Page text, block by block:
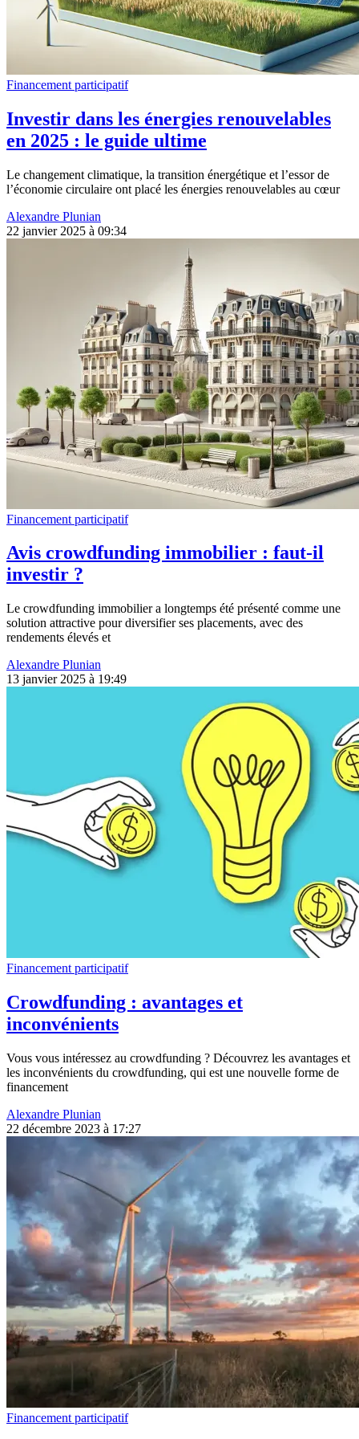
Financement participatif
Investir dans les énergies renouvelables
en 2025 : le guide ultime
Le changement climatique, la transition énergétique et l’essor de
l’économie circulaire ont placé les énergies renouvelables au cœur
Alexandre Plunian
22 janvier 2025 à 09:34
Financement participatif
Avis crowdfunding immobilier : faut-il
investir ?
Le crowdfunding immobilier a longtemps été présenté comme une
solution attractive pour diversifier ses placements, avec des
rendements élevés et
Alexandre Plunian
13 janvier 2025 à 19:49
Financement participatif
Crowdfunding : avantages et
inconvénients
Vous vous intéressez au crowdfunding ? Découvrez les avantages et
les inconvénients du crowdfunding, qui est une nouvelle forme de
financement
Alexandre Plunian
22 décembre 2023 à 17:27
Financement participatif